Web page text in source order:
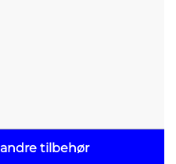
andre tilbehør